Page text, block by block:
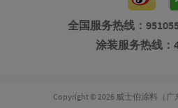
全国服务热线：
涂装服务热线：
Copyright © 2026 威士伯涂料（